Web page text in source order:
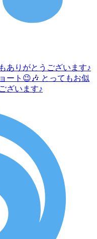
ありがとうございます♪